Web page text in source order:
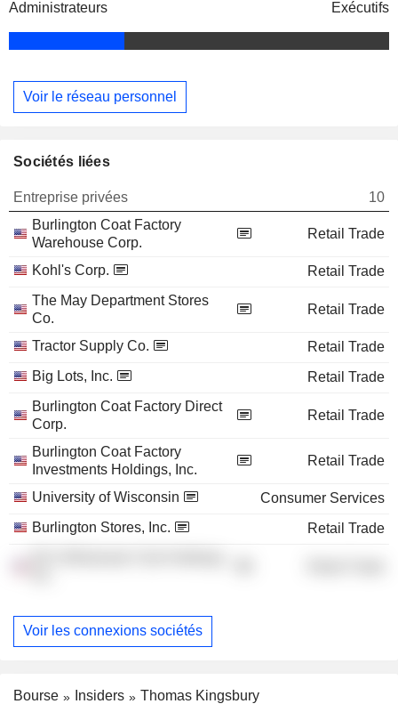
Administrateurs Exécutifs
Voir le réseau personnel
Sociétés liées
Entreprise privées
10
Burlington Coat Factory
Warehouse Corp.
Retail Trade
Kohl's Corp.
Retail Trade
The May Department Stores
Co.
Retail Trade
Tractor Supply Co.
Retail Trade
Big Lots, Inc.
Retail Trade
Burlington Coat Factory Direct
Corp.
Retail Trade
Burlington Coat Factory
Investments Holdings, Inc.
Retail Trade
University of Wisconsin
Consumer Services
Burlington Stores, Inc.
Retail Trade
Voir les connexions sociétés
Bourse Insiders Thomas Kingsbury